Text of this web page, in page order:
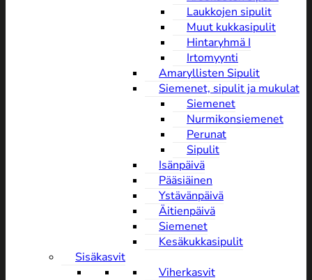
Laukkojen sipulit
Muut kukkasipulit
Hintaryhmä I
Irtomyynti
Amaryllisten Sipulit
Siemenet, sipulit ja mukulat
Siemenet
Nurmikonsiemenet
Perunat
Sipulit
Isänpäivä
Pääsiäinen
Ystävänpäivä
Äitienpäivä
Siemenet
Kesäkukkasipulit
Sisäkasvit
Viherkasvit